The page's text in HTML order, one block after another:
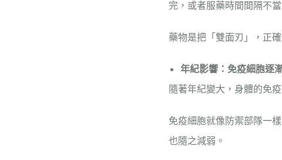
完，或者服藥時間間隔不
藥物是把「雙面刃」，正
年紀影響：免疫細胞逐
隨著年紀變大，身體的免
免疫細胞就像防禦部隊一
也隨之減弱。